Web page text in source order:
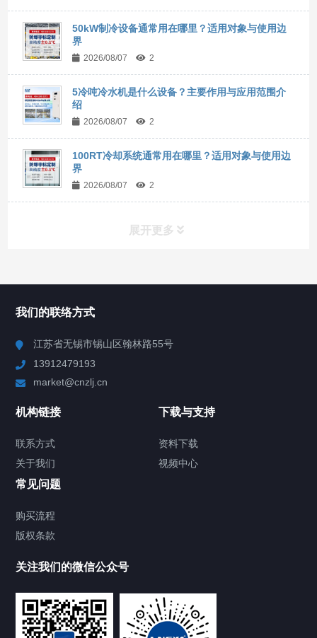
50kW制冷设备通常用在哪里？适用对象与使用边
界
2026/08/07 2
5冷吨冷水机是什么设备？主要作用与应用范围介
绍
2026/08/07 2
100RT冷却系统通常用在哪里？适用对象与使用边
界
2026/08/07 2
展开更多
Chiller高精度制冷循环器
TCU温度控制单元
Chiller气体控温系统
Chamber试验箱
我们的联络方式
江苏省无锡市锡山区翰林路55号
13912479193
market@cnzlj.cn
机构链接
联系方式
关于我们
下载与支持
资料下载
视频中心
常见问题
购买流程
版权条款
关注我们的微信公众号